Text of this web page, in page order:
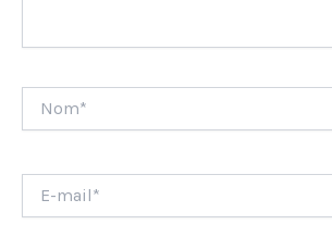
mail*